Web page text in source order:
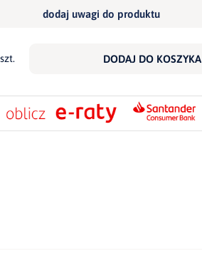
dodaj uwagi do produktu
szt. DODAJ DO KOSZYKA